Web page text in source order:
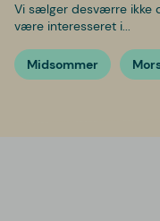
Vi sælger desværre ikke
være interesseret i...
Midsommer